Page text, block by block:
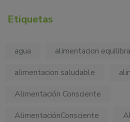
Etiquetas
agua
alimentacion
alimentacion saludable
Alimentación Consciente
AlimentaciónConsciente